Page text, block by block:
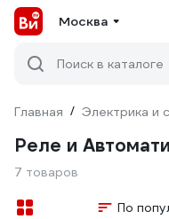
Москва
Поиск в каталоге
Главная / Электрика и
Реле и
7 товаров
По